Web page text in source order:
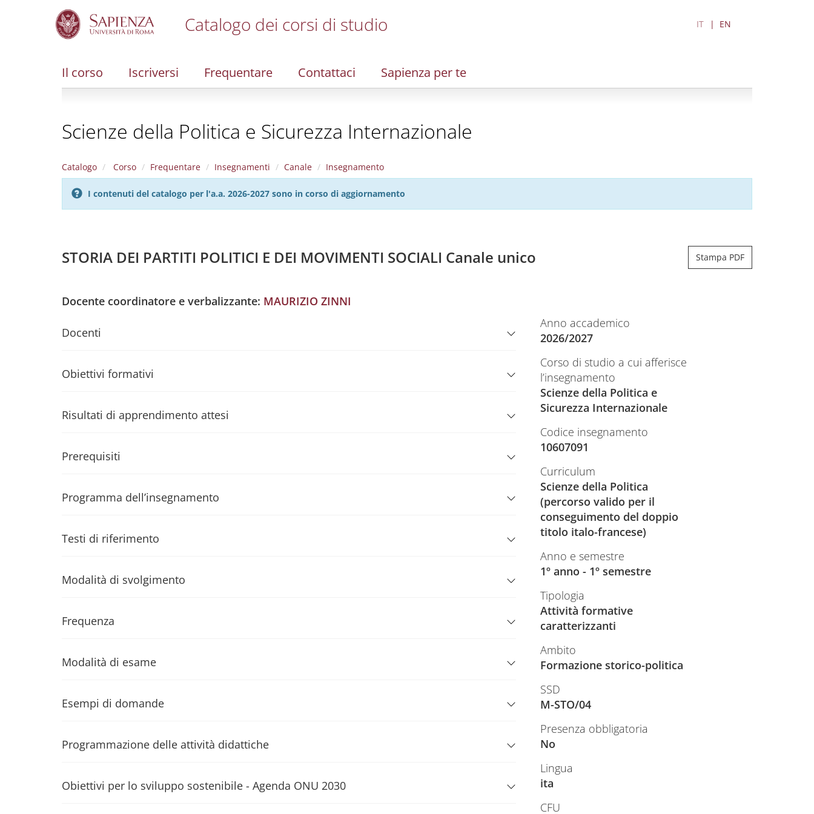
Catalogo dei corsi di studio IT EN
Il corso Iscriversi Frequentare Contattaci Sapienza per te
Scienze della Politica e Sicurezza Internazionale
Catalogo Corso Frequentare Insegnamenti Canale Insegnamento
I contenuti del catalogo per l'a.a. 2026-2027 sono in corso di aggiornamento
STORIA DEI PARTITI POLITICI E DEI MOVIMENTI SOCIALI Canale unico Stampa PDF
Docente coordinatore e verbalizzante: MAURIZIO ZINNI
Docenti
Obiettivi formativi
Risultati di apprendimento attesi
Prerequisiti
Programma dell’insegnamento
Testi di riferimento
Modalità di svolgimento
Frequenza
Modalità di esame
Esempi di domande
Programmazione delle attività didattiche
Obiettivi per lo sviluppo sostenibile - Agenda ONU 2030
Anno accademico
2026/2027
Corso di studio a cui afferisce
l’insegnamento
Scienze della Politica e
Sicurezza Internazionale
Codice insegnamento
10607091
Curriculum
Scienze della Politica
(percorso valido per il
conseguimento del doppio
titolo italo-francese)
Anno e semestre
1º anno - 1º semestre
Tipologia
Attività formative
caratterizzanti
Ambito
Formazione storico-politica
SSD
M-STO/04
Presenza obbligatoria
No
Lingua
ita
CFU